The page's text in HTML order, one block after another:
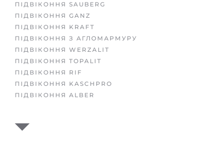
ПІДВІКОННЯ SAUBERG
ПІДВІКОННЯ GANZ
ПІДВІКОННЯ KRAFT
ПІДВІКОННЯ З АГЛОМАРМУРУ
ПІДВІКОННЯ WERZALIT
ПІДВІКОННЯ TOPALIT
ПІДВІКОННЯ RIF
ПІДВІКОННЯ KASCHPRO
ПІДВІКОННЯ ALBER